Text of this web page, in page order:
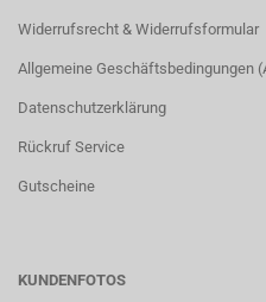
Widerrufsrecht & Widerrufsformular
Allgemeine Geschäftsbedingungen
Datenschutzerklärung
Rückruf Service
Gutscheine
KUNDENFOTOS